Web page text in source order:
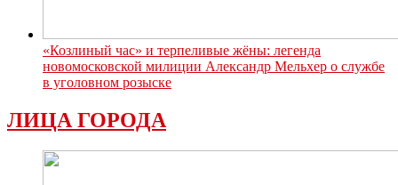
«Козлиный час» и терпеливые жёны: легенда
новомосковской милиции Александр Мельхер о службе
в уголовном розыске
ЛИЦА ГОРОДА